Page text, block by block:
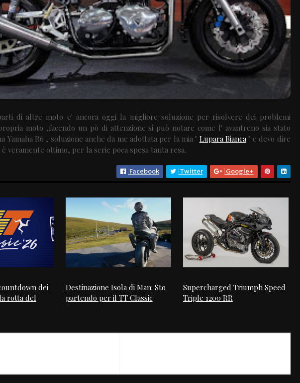
di altre moto e' ancora oggi la migliore soluzione per risolvere dei problemi
moto ,facendo un pò di attenzione si può notare come l' avantreno sia stato
Yamaha R6 , soluzione anche da me adottata per la mia " Lupara Bianca" e devo dire
veramente ottimo, per la serie poca spesa tanta resa.
Facebook Twitter Google+
dei
rotta del
Destinazione Isola di Man: Sto
partendo per il TT Classic
Supercharged Triumph Speed
Triple 1200 RR